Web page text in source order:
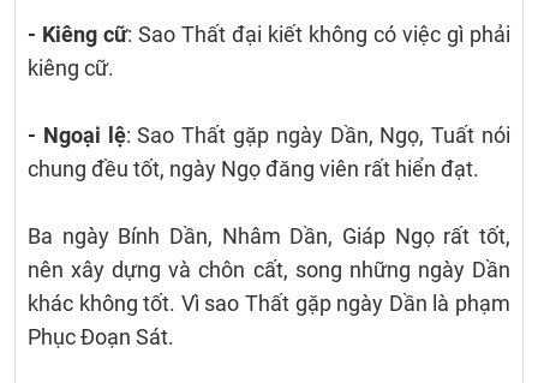
- Kiêng cữ: Sao Thất đại kiết không có việc gì phải
kiêng cữ.
- Ngoại lệ: Sao Thất gặp ngày Dần, Ngọ, Tuất nói
chung đều tốt, ngày Ngọ đăng viên rất hiển đạt.
Ba ngày Bính Dần, Nhâm Dần, Giáp Ngọ rất tốt,
nên xây dựng và chôn cất, song những ngày Dần
khác không tốt. Vì sao Thất gặp ngày Dần là phạm
Phục Đoạn Sát.